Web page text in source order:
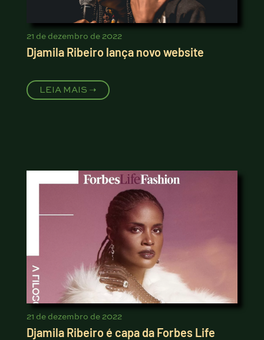
21 de dezembro de 2022
Djamila Ribeiro lança novo website
LEIA MAIS ➝
21 de dezembro de 2022
Djamila Ribeiro é capa da Forbes Life